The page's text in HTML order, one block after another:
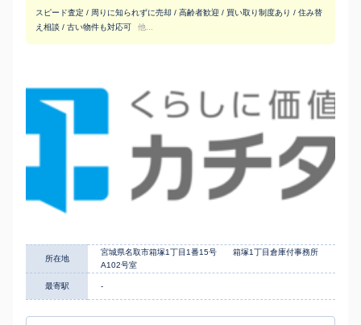
スピード査定 / 周りに知られずに売却 / 高齢者歓迎 / 買い取り制度あり / 住み替
え相談 / 古い物件も対応可
他...
所在地
宮城県名取市箱塚1丁目1番15号 箱塚1丁目倉庫付事務所
A102号室
最寄駅 -